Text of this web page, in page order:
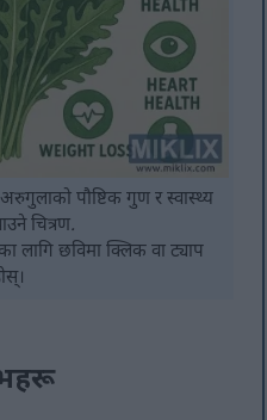
पौष्टिक गुण र स्वास्थ्य
चित्रण.
लागि छविमा क्लिक वा ट्याप